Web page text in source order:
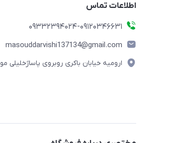
اطلاعات تماس
09332394024-09120346631
masouddarvishi137134@gmail.com
ارومیه خیابان باکری روبروی پاساژخلیلی